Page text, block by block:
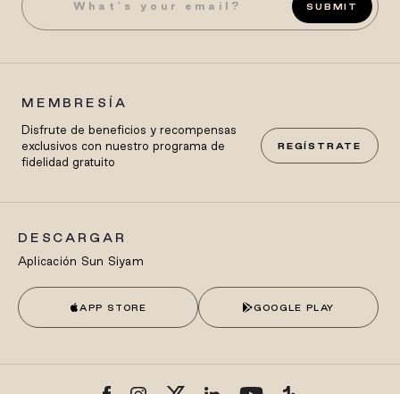
SUBMIT
MEMBRESÍA
Disfrute de beneficios y recompensas
exclusivos con nuestro programa de
fidelidad gratuito
REGÍSTRATE
DESCARGAR
Aplicación Sun Siyam
APP STORE GOOGLE PLAY